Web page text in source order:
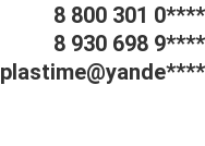
8 800 301 0****
8 930 698 9****
plastime@yande****